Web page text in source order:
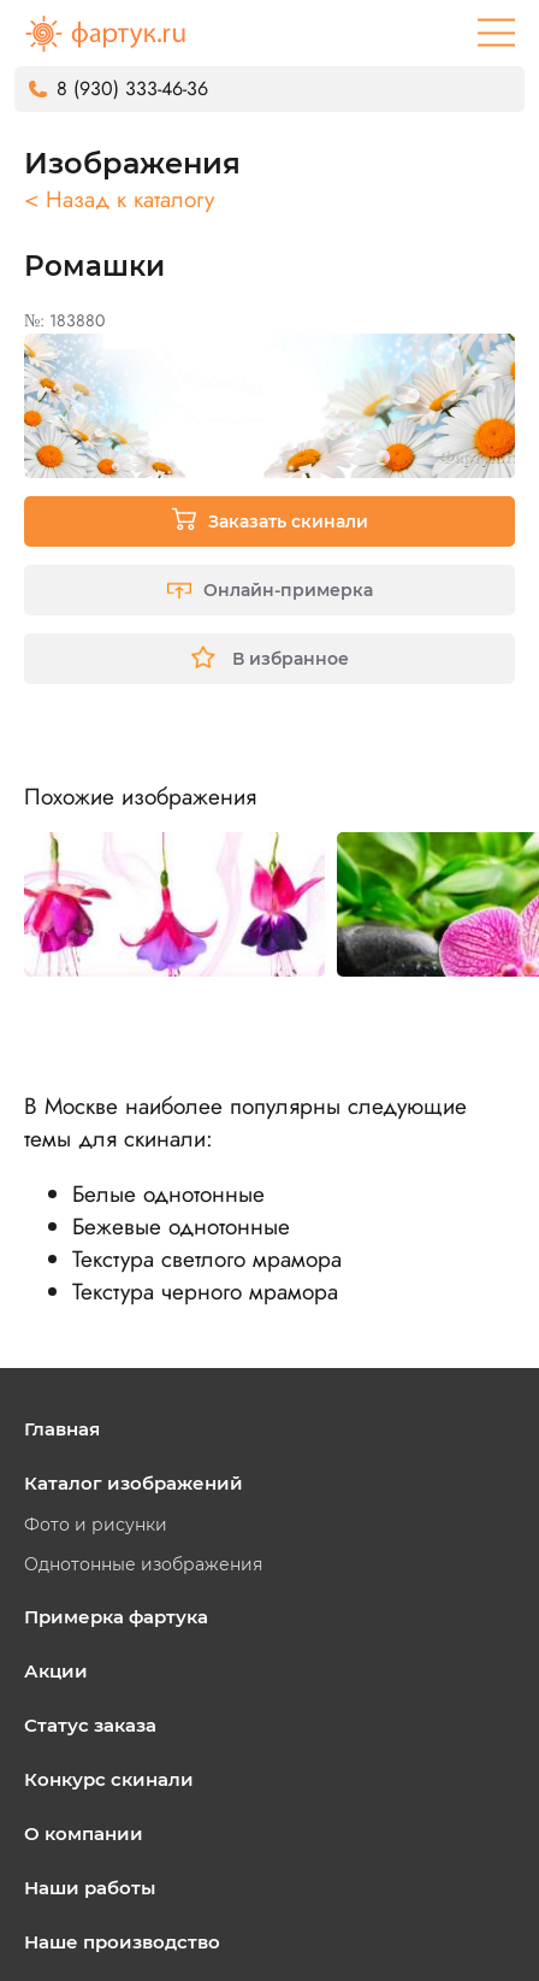
8 (930) 333-46-36
Изображения
< Назад к каталогу
Ромашки
№: 183880
Заказать скинали
Онлайн-примерка
В избранное
Похожие изображения
В Москве наиболее популярны следующие
темы для скинали:
Белые однотонные
Бежевые однотонные
Текстура светлого мрамора
Текстура черного мрамора
Главная
Каталог изображений
Фото и рисунки
Однотонные изображения
Примерка фартука
Акции
Статус заказа
Конкурс скинали
О компании
Наши работы
Наше производство